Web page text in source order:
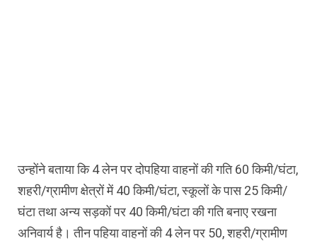
उन्होंने बताया कि 4 लेन पर दोपहिया वाहनों की गति 60 किमी/घंटा,
शहरी/ग्रामीण क्षेत्रों में 40 किमी/घंटा, स्कूलों के पास 25 किमी/
घंटा तथा अन्य सड़कों पर 40 किमी/घंटा की गति बनाए रखना
अनिवार्य है। तीन पहिया वाहनों की 4 लेन पर 50, शहरी/ग्रामीण